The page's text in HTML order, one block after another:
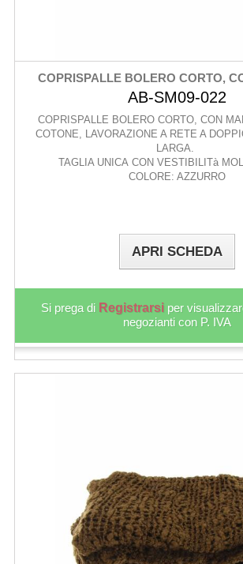
COPRISPALLE BOLERO CORTO,
AB-SM09-022
COPRISPALLE BOLERO CORTO, CON
COTONE, LAVORAZIONE A RETE A
LARGA.
TAGLIA UNICA CON VESTIBILITà
COLORE: AZZURRO
APRI SCHEDA
Si prega di Registrarsi per
negozianti con P. IVA